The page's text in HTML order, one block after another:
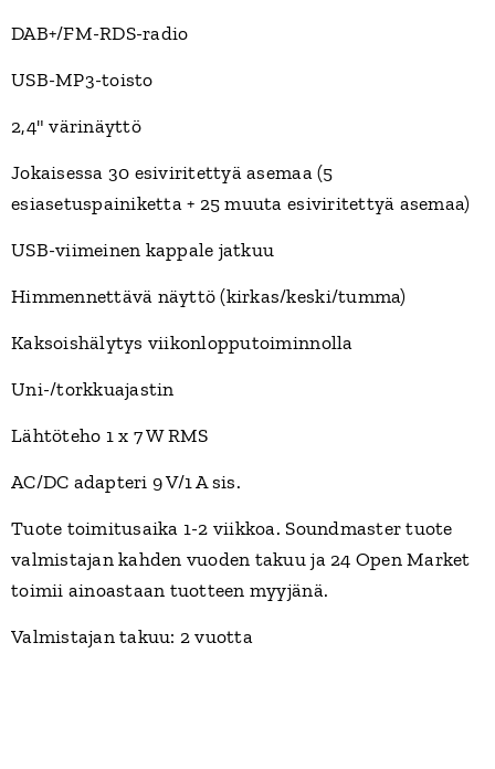
DAB+/FM-RDS-radio
USB-MP3-toisto
2,4" värinäyttö
Jokaisessa 30 esiviritettyä asemaa (5
esiasetuspainiketta + 25 muuta esiviritettyä asemaa)
USB-viimeinen kappale jatkuu
Himmennettävä näyttö (kirkas/keski/tumma)
Kaksoishälytys viikonlopputoiminnolla
Uni-/torkkuajastin
Lähtöteho 1 x 7 W RMS
AC/DC adapteri 9 V/1 A sis.
Tuote toimitusaika 1-2 viikkoa. Soundmaster tuote
valmistajan kahden vuoden takuu ja 24 Open Market
toimii ainoastaan tuotteen myyjänä.
Valmistajan takuu: 2 vuotta